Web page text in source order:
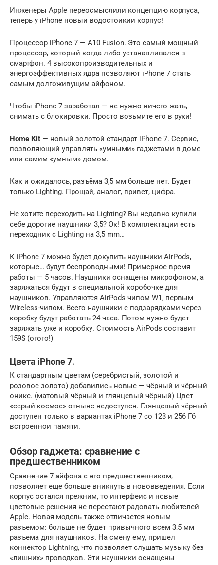
Инженеры Apple переосмыслили концепцию корпуса,
теперь у iPhone новый водостойкий корпус!
Процессор iPhone 7 — A10 Fusion. Это самый мощный
процессор, который когда-либо устанавливался в
смартфон. 4 высокопроизводительных и
энергоэффективных ядра позволяют iPhone 7 стать
самым долгоживущим айфоном.
Чтобы iPhone 7 заработал — не нужно ничего жать,
снимать с блокировки. Просто возьмите его в руки!
Home Kit — новый золотой стандарт iPhone 7. Сервис,
позволяющий управлять «умными» гаджетами в доме
или самим «умным» домом.
Как и ожидалось, разъёма 3,5 мм больше нет. Будет
только Lighting. Прощай, аналог, привет, цифра.
Не хотите переходить на Lighting? Вы недавно купили
себе дорогие наушники 3,5? Ок! В комплектации есть
переходник с Lighting на 3,5 mm…
К iPhone 7 можно будет докупить наушники AirPods,
которые… будут беспроводными! Примерное время
работы — 5 часов. Наушники оснащены микрофоном, а
заряжаться будут в специальной коробочке для
наушников. Управляются AirPods чипом W1, первым
Wireless-чипом. Всего наушники с подзарядками через
коробку будут работать 24 часа. Потом нужно будет
заряжать уже и коробку. Стоимость AirPods составит
159$ (огого!)
Цвета iPhone 7.
К стандартным цветам (серебристый, золотой и
розовое золото) добавились новые — чёрный и чёрный
оникс. (матовый чёрный и глянцевый чёрный) Цвет
«серый космос» отныне недоступен. Глянцевый чёрный
доступен только в вариантах iPhone 7 со 128 и 256 Гб
встроенной памяти.
Обзор гаджета: сравнение с
предшественником
Сравнение 7 айфона с его предшественником,
позволяет еще больше вникнуть в нововведения. Если
корпус остался прежним, то интерфейс и новые
цветовые решения не перестают радовать любителей
Apple. Новая модель также отличается новым
разъемом: больше не будет привычного всем 3,5 мм
разъема для наушников. На смену ему, пришел
коннектор Lightning, что позволяет слушать музыку без
«лишних» проводков. Эти наушники оснащены